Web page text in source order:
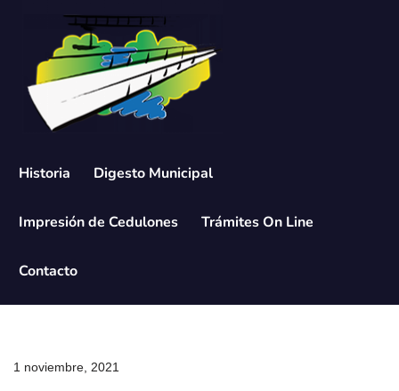
contenido
Historia Digesto Municipal
Impresión de Cedulones Trámites On Line
Contacto
1 noviembre, 2021